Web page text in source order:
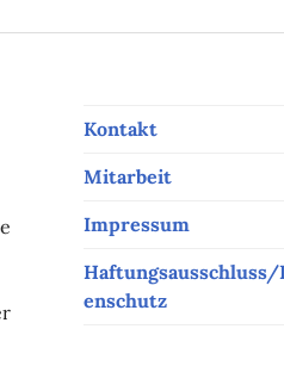
Kontakt
Mitarbeit
Impressum
Haftungsausschluss/
enschutz